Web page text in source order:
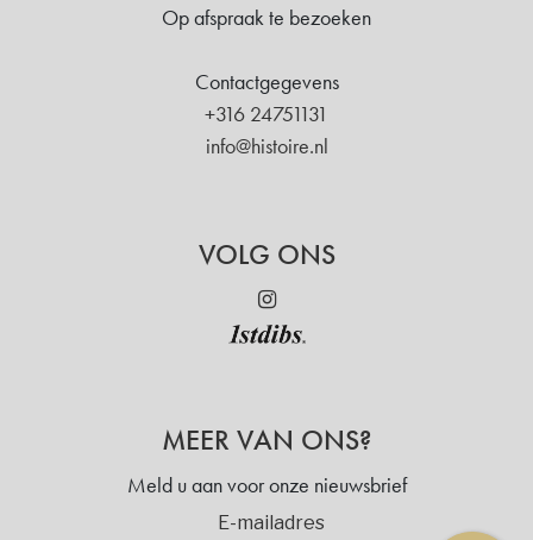
Op afspraak te bezoeken
Contactgegevens
+316 24751131
info@histoire.nl
VOLG ONS
MEER VAN ONS?
Meld u aan voor onze nieuwsbrief